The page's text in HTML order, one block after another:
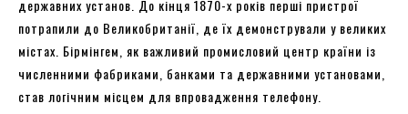
державних установ. До кінця 1870-х років перші пристрої
потрапили до Великобританії, де їх демонстрували у великих
містах. Бірмінгем, як важливий промисловий центр країни із
численними фабриками, банками та державними установами,
став логічним місцем для впровадження телефону.